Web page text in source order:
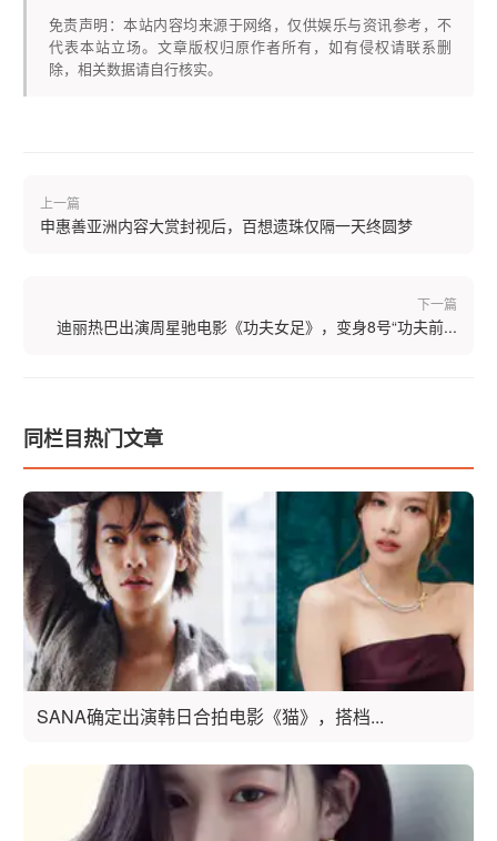
免责声明：本站内容均来源于网络，仅供娱乐与资讯参考，不
代表本站立场。文章版权归原作者所有，如有侵权请联系删
除，相关数据请自行核实。
上一篇
申惠善亚洲内容大赏封视后，百想遗珠仅隔一天终圆梦
下一篇
迪丽热巴出演周星驰电影《功夫女足》，变身8号“功夫前...
同栏目热门文章
SANA确定出演韩日合拍电影《猫》，搭档...